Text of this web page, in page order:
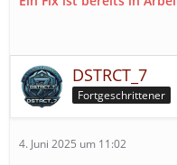
DSTRCT_7
Fortgeschrittener
4. Juni 2025 um 11:02